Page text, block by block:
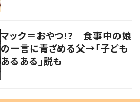
マック＝おやつ!? 食事中の娘
の一言に青ざめる父→「子ども
あるある」説も